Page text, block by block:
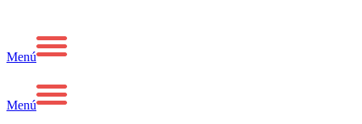
Menú
Menú